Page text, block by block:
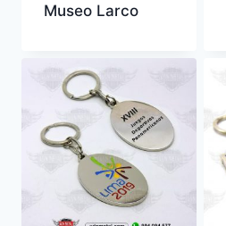
Museo Larco